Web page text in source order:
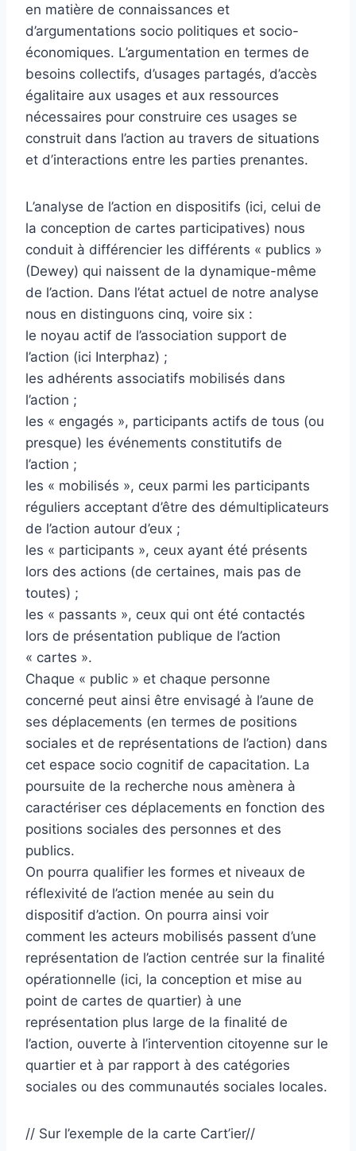
en matière de connaissances et
d’argumentations socio politiques et socio-
économiques. L’argumentation en termes de
besoins collectifs, d’usages partagés, d’accès
égalitaire aux usages et aux ressources
nécessaires pour construire ces usages se
construit dans l’action au travers de situations
et d’interactions entre les parties prenantes.
L’analyse de l’action en dispositifs (ici, celui de
la conception de cartes participatives) nous
conduit à différencier les différents « publics »
(Dewey) qui naissent de la dynamique-même
de l’action. Dans l’état actuel de notre analyse
nous en distinguons cinq, voire six :
le noyau actif de l’association support de
l’action (ici Interphaz) ;
les adhérents associatifs mobilisés dans
l’action ;
les « engagés », participants actifs de tous (ou
presque) les événements constitutifs de
l’action ;
les « mobilisés », ceux parmi les participants
réguliers acceptant d’être des démultiplicateurs
de l’action autour d’eux ;
les « participants », ceux ayant été présents
lors des actions (de certaines, mais pas de
toutes) ;
les « passants », ceux qui ont été contactés
lors de présentation publique de l’action
« cartes ».
Chaque « public » et chaque personne
concerné peut ainsi être envisagé à l’aune de
ses déplacements (en termes de positions
sociales et de représentations de l’action) dans
cet espace socio cognitif de capacitation. La
poursuite de la recherche nous amènera à
caractériser ces déplacements en fonction des
positions sociales des personnes et des
publics.
On pourra qualifier les formes et niveaux de
réflexivité de l’action menée au sein du
dispositif d’action. On pourra ainsi voir
comment les acteurs mobilisés passent d’une
représentation de l’action centrée sur la finalité
opérationnelle (ici, la conception et mise au
point de cartes de quartier) à une
représentation plus large de la finalité de
l’action, ouverte à l’intervention citoyenne sur le
quartier et à par rapport à des catégories
sociales ou des communautés sociales locales.
// Sur l’exemple de la carte Cart’ier//